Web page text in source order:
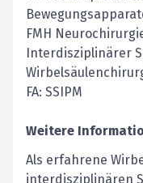
FMH
Interdisziplinärer
FA: SSIPM
Weitere
Als erfahrene
interdisziplinären